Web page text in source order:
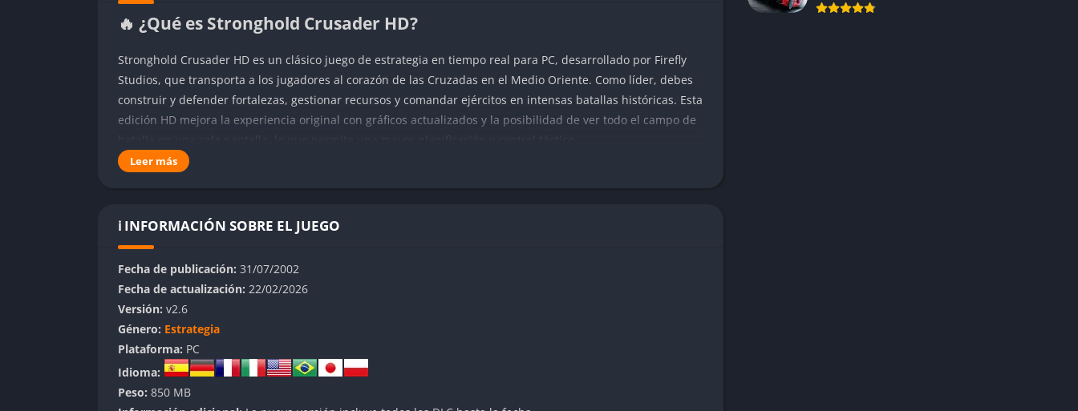
🔥 ¿Qué es Stronghold Crusader HD?
Stronghold Crusader HD es un clásico juego de estrategia en tiempo real para PC, desarrollado por Firefly
Studios, que transporta a los jugadores al corazón de las Cruzadas en el Medio Oriente. Como líder, debes
construir y defender fortalezas, gestionar recursos y comandar ejércitos en intensas batallas históricas. Esta
edición HD mejora la experiencia original con gráficos actualizados y la posibilidad de ver todo el campo de
batalla en una sola pantalla, lo que permite una mayor planificación y control táctico.
👉Características de Stronghold Crusader HD
Incluye cuatro campañas históricas inspiradas en las Cruzadas, donde puedes jugar como Ricardo Corazón
de León o Saladino. Además, ofrece más de 100 misiones de escaramuza, lo que garantiza muchas horas de
juego y desafíos constantes.
Grandes batallas y control total
La versión HD permite gestionar enormes ejércitos, especialmente en el modo Extreme, donde puedes tener
hasta 10,000 unidades en el campo de batalla. Esto añade una dimensión épica a las batallas y exige
estrategias avanzadas para la victoria.
Leer más
ℹ️ INFORMACIÓN SOBRE EL JUEGO
Fecha de publicación: 31/07/2002
Fecha de actualización: 22/02/2026
Versión: v2.6
Género: Estrategia
Plataforma: PC
Idioma:
Peso: 850 MB